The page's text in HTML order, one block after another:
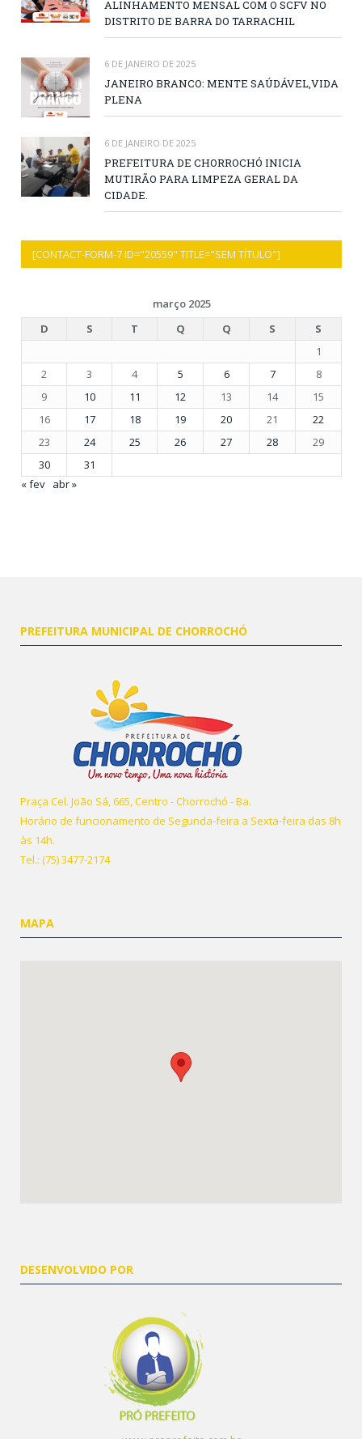
ALINHAMENTO MENSAL COM O SCFV NO
DISTRITO DE BARRA DO TARRACHIL
6 DE JANEIRO DE 2025
JANEIRO BRANCO: MENTE SAÚDÁVEL,VIDA
PLENA
6 DE JANEIRO DE 2025
PREFEITURA DE CHORROCHÓ INICIA
MUTIRÃO PARA LIMPEZA GERAL DA
CIDADE.
[CONTACT-FORM-7 ID="20559" TITLE="SEM TÍTULO"]
março 2025
D
S T Q Q S
S
1
2
3 4 5 6 7
8
9
10 11 12 13 14
15
16
17 18 19 20 21
22
23
24 25 26 27 28
29
30
31
« fev abr »
PREFEITURA MUNICIPAL DE CHORROCHÓ
Praça Cel. João Sá, 665, Centro - Chorrochó - Ba.
Horário de funcionamento de Segunda-feira a Sexta-feira das 8h
às 14h.
Tel.: (75) 3477-2174
MAPA
DESENVOLVIDO POR